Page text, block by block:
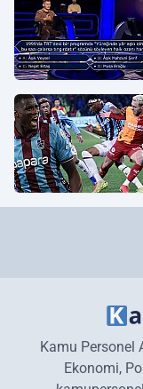
Kamu Personel
Ekonomi,